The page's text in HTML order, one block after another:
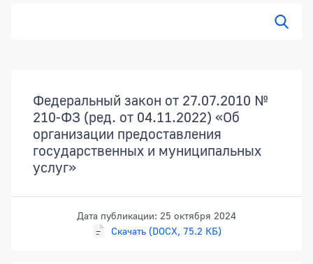
Федеральный закон от 27.07.2010 №
210-ФЗ (ред. от 04.11.2022) «Об
организации предоставления
государственных и муниципальных
услуг»
Дата публикации: 25 октября 2024
Скачать (DOCX, 75.2 КБ)